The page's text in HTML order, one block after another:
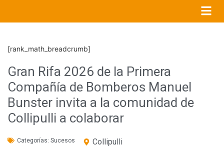
[rank_math_breadcrumb]
Gran Rifa 2026 de la Primera
Compañía de Bomberos Manuel
Bunster invita a la comunidad de
Collipulli a colaborar
Categorías: Sucesos Collipulli